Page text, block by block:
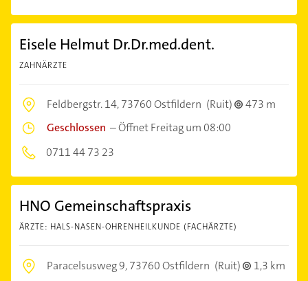
Eisele Helmut Dr.Dr.med.dent.
ZAHNÄRZTE
Feldbergstr. 14,73760 Ostfildern (Ruit)
473 m
Geschlossen –Öffnet Freitag um 08:00
0711 44 73 23
HNO Gemeinschaftspraxis
ÄRZTE: HALS-NASEN-OHRENHEILKUNDE (FACHÄRZTE)
Paracelsusweg 9,73760 Ostfildern (Ruit)
1,3 km